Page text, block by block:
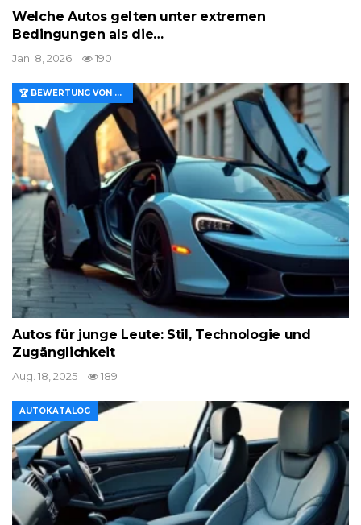
Welche Autos gelten unter extremen
Bedingungen als die…
Jan. 8, 2026 190
🏆 BEWERTUNG VON MERKMALEN UND WERT
Autos für junge Leute: Stil, Technologie und
Zugänglichkeit
Aug. 18, 2025 189
AUTOKATALOG